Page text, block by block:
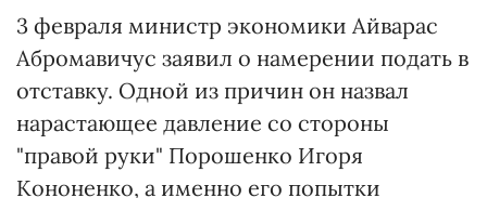
3 февраля министр экономики Айварас
Абромавичус заявил о намерении подать в
отставку. Одной из причин он назвал
нарастающее давление со стороны
"правой руки" Порошенко Игоря
Кононенко, а именно его попытки